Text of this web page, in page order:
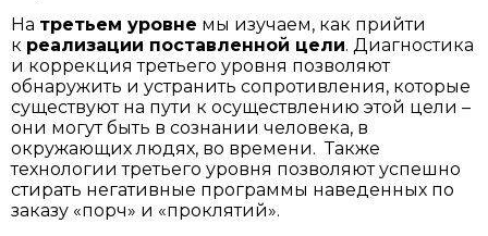
На третьем уровне мы изучаем, как прийти
к реализации поставленной цели. Диагностика
и коррекция третьего уровня позволяют
обнаружить и устранить сопротивления, которые
существуют на пути к осуществлению этой цели –
они могут быть в сознании человека, в
окружающих людях, во времени. Также
технологии третьего уровня позволяют успешно
стирать негативные программы наведенных по
заказу «порч» и «проклятий».